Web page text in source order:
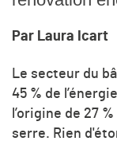
Par Laura Icart
Le secteur du
45 % de
l’origine de 27
serre. Rien